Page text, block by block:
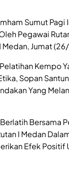
Sumut
Pegawai
Medan, Jumat
Kempo
Sopan
Yang
Bersama
I Medan
Efek Positif